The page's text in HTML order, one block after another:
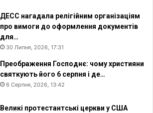
ДЕСС нагадала релігійним організаціям
про вимоги до оформлення документів
для…
30 Липня, 2026, 17:31
Преображення Господнє: чому християни
святкують його 6 серпня і де…
6 Серпня, 2026, 13:42
Великі протестантські церкви у США